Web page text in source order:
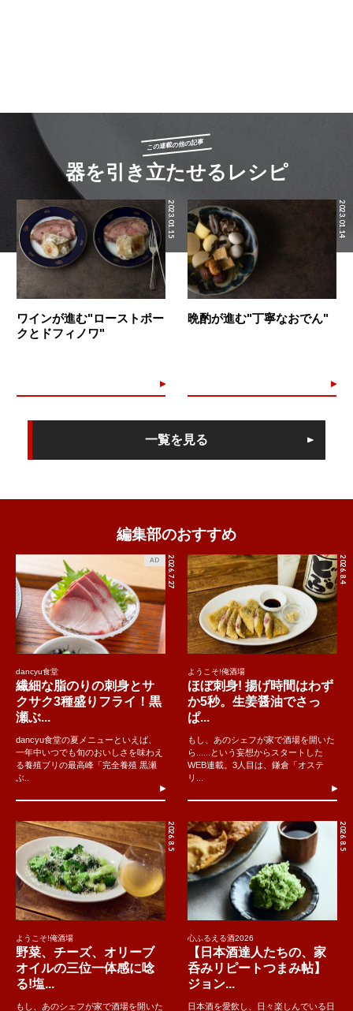
この連載の他の記事
器を引き立たせるレシピ
2023.01.15
ワインが進む"ローストポー
クとドフィノワ"
2023.01.14
晩酌が進む"丁寧なおでん"
一覧を見る
編集部のおすすめ
2026.7.27
AD
dancyu食堂
繊細な脂のりの刺身とサ
クサク3種盛りフライ！黒
瀬ぶ...
dancyu食堂の夏メニューといえば、
一年中いつでも旬のおいしさを味わえ
る養殖ブリの最高峰「完全養殖 黒瀬
ぶ..
2026.8.4
ようこそ!俺酒場
ほぼ刺身! 揚げ時間はわず
か5秒。生姜醤油でさっ
ぱ...
もし、あのシェフが家で酒場を開いた
ら......という妄想からスタートした
WEB連載。3人目は、鎌倉「オステ
リ...
2026.8.5
ようこそ!俺酒場
野菜、チーズ、オリーブ
オイルの三位一体感に唸
る!塩...
もし、あのシェフが家で酒場を開いた
2026.8.5
心ふるえる酒2026
【日本酒達人たちの、家
呑みリピートつまみ帖】
ジョン...
日本酒を愛飲し、日々楽しんでいる日